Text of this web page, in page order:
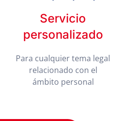
Servicio
personalizado
Para cualquier tema legal
relacionado con el
ámbito personal